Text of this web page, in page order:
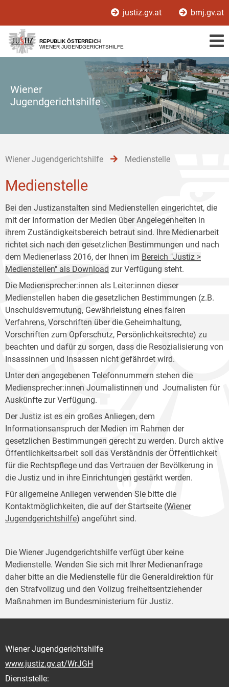
[1]
[2]
[3]
justiz.gv.at bmj.gv.at
REPUBLIK ÖSTERREICH
WIENER JUGENDGERICHTSHILFE
Wiener
Jugendgerichtshilfe
Wiener Jugendgerichtshilfe Medienstelle
Medienstelle
Bei den Justizanstalten sind Medienstellen eingerichtet, die
mit der Information der Medien über Angelegenheiten in
ihrem Zuständigkeitsbereich betraut sind. Ihre Medienarbeit
richtet sich nach den gesetzlichen Bestimmungen und nach
dem Medienerlass 2016, der Ihnen im Bereich "Justiz >
Medienstellen" als Download zur Verfügung steht.
Die Mediensprecher:innen als Leiter:innen dieser
Medienstellen haben die gesetzlichen Bestimmungen (z.B.
Unschuldsvermutung, Gewährleistung eines fairen
Verfahrens, Vorschriften über die Geheimhaltung,
Vorschriften zum Opferschutz, Persönlichkeitsrechte) zu
beachten und dafür zu sorgen, dass die Resozialisierung von
Insassinnen und Insassen nicht gefährdet wird.
Unter den angegebenen Telefonnummern stehen die
Mediensprecher:innen Journalistinnen und Journalisten für
Auskünfte zur Verfügung.
Der Justiz ist es ein großes Anliegen, dem
Informationsanspruch der Medien im Rahmen der
gesetzlichen Bestimmungen gerecht zu werden. Durch aktive
Öffentlichkeitsarbeit soll das Verständnis der Öffentlichkeit
für die Rechtspflege und das Vertrauen der Bevölkerung in
die Justiz und in ihre Einrichtungen gestärkt werden.
Für allgemeine Anliegen verwenden Sie bitte die
Kontaktmöglichkeiten, die auf der Startseite (Wiener
Jugendgerichtshilfe) angeführt sind.
Die Wiener Jugendgerichtshilfe verfügt über keine
Medienstelle. Wenden Sie sich mit Ihrer Medienanfrage
daher bitte an die Medienstelle für die Generaldirektion für
den Strafvollzug und den Vollzug freiheitsentziehender
Maßnahmen im Bundesministerium für Justiz.
Wiener Jugendgerichtshilfe
www.justiz.gv.at/WrJGH
Dienststelle: